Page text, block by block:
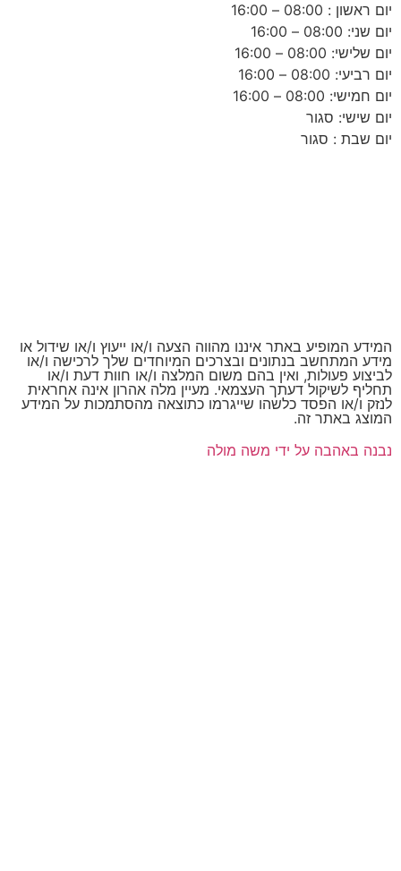
יום ראשון : 08:00 – 16:00
יום שני: 08:00 – 16:00
יום שלישי: 08:00 – 16:00
יום רביעי: 08:00 – 16:00
יום חמישי: 08:00 – 16:00
יום שישי: סגור
יום שבת : סגור
המידע המופיע באתר איננו מהווה הצעה ו/או ייעוץ ו/או שידול או
מידע המתחשב בנתונים ובצרכים המיוחדים שלך לרכישה ו/או
לביצוע פעולות, ואין בהם משום המלצה ו/או חוות דעת ו/או
תחליף לשיקול דעתך העצמאי. מעיין מלה אהרון אינה אחראית
לנזק ו/או הפסד כלשהו שייגרמו כתוצאה מהסתמכות על המידע
המוצג באתר זה.
נבנה באהבה על ידי משה מולה